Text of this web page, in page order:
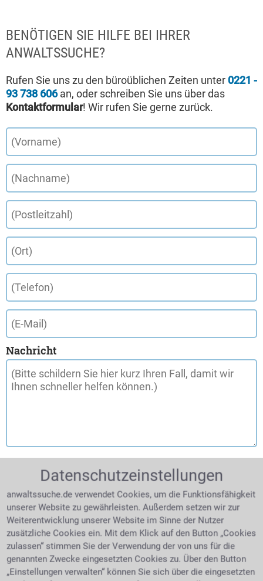
BENÖTIGEN SIE HILFE BEI IHRER
ANWALTSSUCHE?
Rufen Sie uns zu den büroüblichen Zeiten unter 0221 -
93 738 606an, oder schreiben Sie uns über das
Kontaktformular! Wir rufen Sie gerne zurück.
Nachricht
Datenschutzeinstellungen
anwaltssuche.de verwendet Cookies, um die Funktionsfähigkeit
unserer Website zu gewährleisten. Außerdem setzen wir zur
Weiterentwicklung unserer Website im Sinne der Nutzer
zusätzliche Cookies ein. Mit dem Klick auf den Button „Cookies
zulassen“ stimmen Sie der Verwendung der von uns für die
genannten Zwecke eingesetzten Cookies zu. Über den Button
„Einstellungen verwalten“ können Sie sich über die eingesetzten